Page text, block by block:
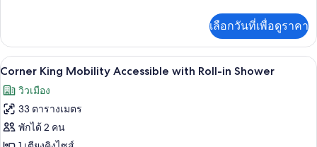
with
Roll-
in
Shower
เกี่ยว
กับ
One
King
Suite
Mobility
Accessible
เลือกวันที่เพื่อดูราคา
เปิด
ภาพถ่าย
ทั้งหมด
ของ
7
Corner King Mobility Accessible with Roll-in Shower
วิวเมือง
33 ตารางเมตร
พักได้ 2 คน